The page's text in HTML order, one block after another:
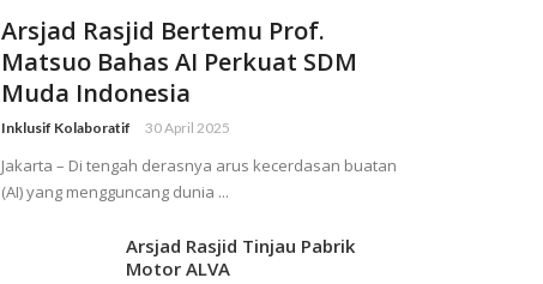
Arsjad Rasjid Bertemu Prof.
Matsuo Bahas AI Perkuat SDM
Muda Indonesia
Inklusif Kolaboratif 30 April 2025
Jakarta – Di tengah derasnya arus kecerdasan buatan
(AI) yang mengguncang dunia ...
Arsjad Rasjid Tinjau Pabrik
Motor ALVA